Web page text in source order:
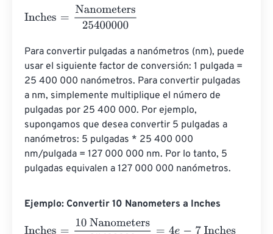
Inches Nanometers25400000
Para convertir pulgadas a nanómetros (nm), puede
usar el siguiente factor de conversión: 1 pulgada =
25 400 000 nanómetros. Para convertir pulgadas
a nm, simplemente multiplique el número de
pulgadas por 25 400 000. Por ejemplo,
supongamos que desea convertir 5 pulgadas a
nanómetros: 5 pulgadas * 25 400 000
nm/pulgada = 127 000 000 nm. Por lo tanto, 5
pulgadas equivalen a 127 000 000 nanómetros.
Ejemplo: Convertir 10 Nanometers a Inches
Inches
10 Nanometers25400000 7 Inches